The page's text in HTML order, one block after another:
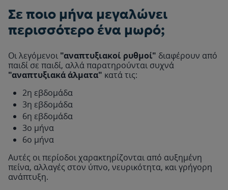
24885
24890
Σε ποιο μήνα μεγαλώνει
περισσότερο ένα μωρό;
Οι λεγόμενοι "αναπτυξιακοί ρυθμοί" διαφέρουν από
παιδί σε παιδί, αλλά παρατηρούνται συχνά
"αναπτυξιακά άλματα" κατά τις:
2η εβδομάδα
3η εβδομάδα
6η εβδομάδα
3ο μήνα
6ο μήνα
Αυτές οι περίοδοι χαρακτηρίζονται από αυξημένη
πείνα, αλλαγές στον ύπνο, νευρικότητα, και γρήγορη
ανάπτυξη.